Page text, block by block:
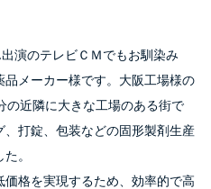
演のテレビＣＭでもお馴染み
メーカー様です。大阪工場様の
の近隣に大きな工場のある街で
打錠、包装などの固形製剤生産
。
格を実現するため、効率的で高